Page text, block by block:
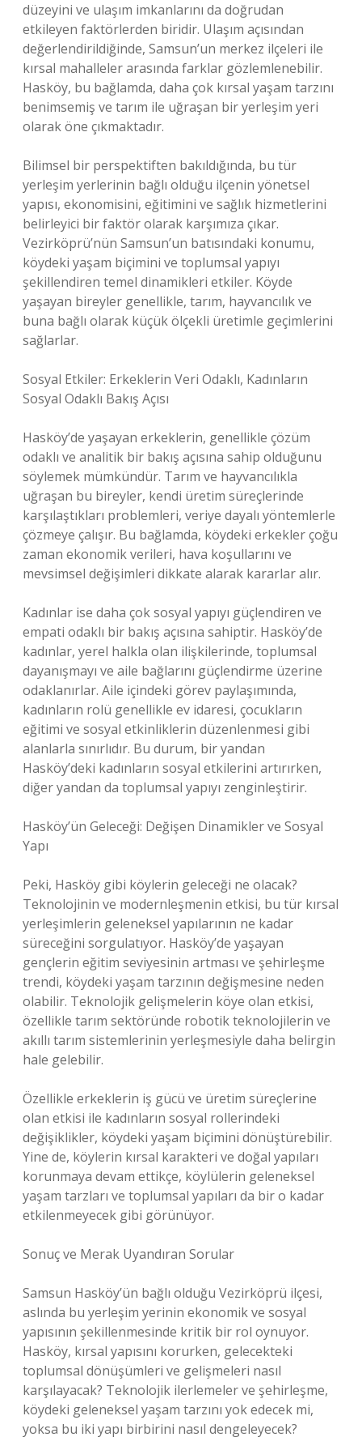
düzeyini ve ulaşım imkanlarını da doğrudan
etkileyen faktörlerden biridir. Ulaşım açısından
değerlendirildiğinde, Samsun’un merkez ilçeleri ile
kırsal mahalleler arasında farklar gözlemlenebilir.
Hasköy, bu bağlamda, daha çok kırsal yaşam tarzını
benimsemiş ve tarım ile uğraşan bir yerleşim yeri
olarak öne çıkmaktadır.
Bilimsel bir perspektiften bakıldığında, bu tür
yerleşim yerlerinin bağlı olduğu ilçenin yönetsel
yapısı, ekonomisini, eğitimini ve sağlık hizmetlerini
belirleyici bir faktör olarak karşımıza çıkar.
Vezirköprü’nün Samsun’un batısındaki konumu,
köydeki yaşam biçimini ve toplumsal yapıyı
şekillendiren temel dinamikleri etkiler. Köyde
yaşayan bireyler genellikle, tarım, hayvancılık ve
buna bağlı olarak küçük ölçekli üretimle geçimlerini
sağlarlar.
Sosyal Etkiler: Erkeklerin Veri Odaklı, Kadınların
Sosyal Odaklı Bakış Açısı
Hasköy’de yaşayan erkeklerin, genellikle çözüm
odaklı ve analitik bir bakış açısına sahip olduğunu
söylemek mümkündür. Tarım ve hayvancılıkla
uğraşan bu bireyler, kendi üretim süreçlerinde
karşılaştıkları problemleri, veriye dayalı yöntemlerle
çözmeye çalışır. Bu bağlamda, köydeki erkekler çoğu
zaman ekonomik verileri, hava koşullarını ve
mevsimsel değişimleri dikkate alarak kararlar alır.
Kadınlar ise daha çok sosyal yapıyı güçlendiren ve
empati odaklı bir bakış açısına sahiptir. Hasköy’de
kadınlar, yerel halkla olan ilişkilerinde, toplumsal
dayanışmayı ve aile bağlarını güçlendirme üzerine
odaklanırlar. Aile içindeki görev paylaşımında,
kadınların rolü genellikle ev idaresi, çocukların
eğitimi ve sosyal etkinliklerin düzenlenmesi gibi
alanlarla sınırlıdır. Bu durum, bir yandan
Hasköy’deki kadınların sosyal etkilerini artırırken,
diğer yandan da toplumsal yapıyı zenginleştirir.
Hasköy’ün Geleceği: Değişen Dinamikler ve Sosyal
Yapı
Peki, Hasköy gibi köylerin geleceği ne olacak?
Teknolojinin ve modernleşmenin etkisi, bu tür kırsal
yerleşimlerin geleneksel yapılarının ne kadar
süreceğini sorgulatıyor. Hasköy’de yaşayan
gençlerin eğitim seviyesinin artması ve şehirleşme
trendi, köydeki yaşam tarzının değişmesine neden
olabilir. Teknolojik gelişmelerin köye olan etkisi,
özellikle tarım sektöründe robotik teknolojilerin ve
akıllı tarım sistemlerinin yerleşmesiyle daha belirgin
hale gelebilir.
Özellikle erkeklerin iş gücü ve üretim süreçlerine
olan etkisi ile kadınların sosyal rollerindeki
değişiklikler, köydeki yaşam biçimini dönüştürebilir.
Yine de, köylerin kırsal karakteri ve doğal yapıları
korunmaya devam ettikçe, köylülerin geleneksel
yaşam tarzları ve toplumsal yapıları da bir o kadar
etkilenmeyecek gibi görünüyor.
Sonuç ve Merak Uyandıran Sorular
Samsun Hasköy’ün bağlı olduğu Vezirköprü ilçesi,
aslında bu yerleşim yerinin ekonomik ve sosyal
yapısının şekillenmesinde kritik bir rol oynuyor.
Hasköy, kırsal yapısını korurken, gelecekteki
toplumsal dönüşümleri ve gelişmeleri nasıl
karşılayacak? Teknolojik ilerlemeler ve şehirleşme,
köydeki geleneksel yaşam tarzını yok edecek mi,
yoksa bu iki yapı birbirini nasıl dengeleyecek?